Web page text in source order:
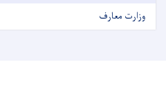
وزارت معارف